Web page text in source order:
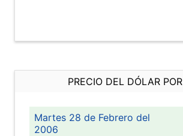
PRECIO DEL DÓLAR
Martes 28 de Febrero del
2006